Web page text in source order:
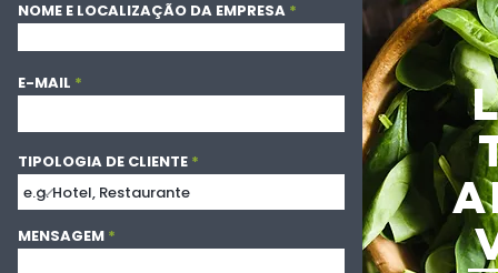
NOME E LOCALIZAÇÃO DA EMPRESA
E-MAIL
TIPOLOGIA DE CLIENTE
MENSAGEM